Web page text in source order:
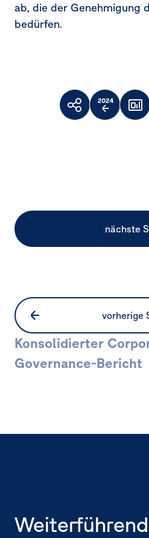
ab, die der Genehmigung
bedürfen.
vorherige
Konsolidierter
Governance-Bericht
nächste